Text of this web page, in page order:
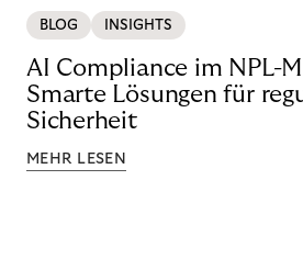
BLOG INSIGHTS
AI Compliance im NPL-
Smarte Lösungen für
Sicherheit
MEHR LESEN